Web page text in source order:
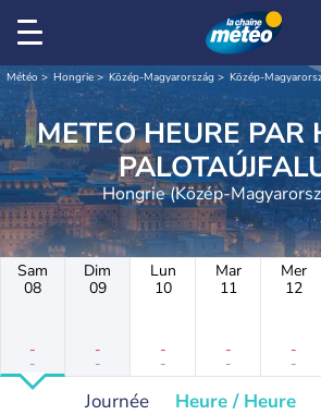
Météo Hongrie Közép-Magyarország Közép-
METEO HEURE PAR
Hongrie (Közép-
Sam
08
-
-
Dim
09
-
-
Lun
10
-
-
Mar
11
-
-
Mer
12
-
-
Journée Heure / Heure